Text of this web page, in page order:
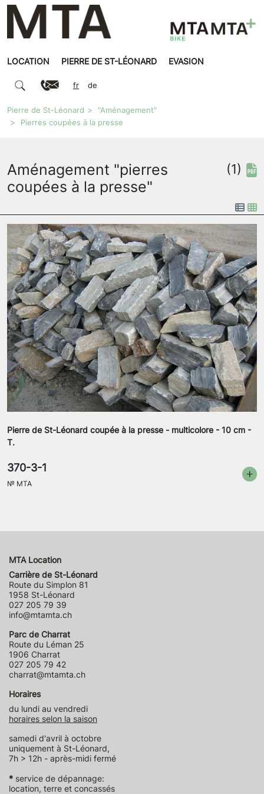
LOCATION PIERRE DE ST-LÉONARD EVASION
fr de
Pierre de St-Léonard
"Aménagement"
Pierres coupées à la presse
Aménagement "pierres
coupées à la presse"
(1)
Pierre de St-Léonard coupée à la presse - multicolore - 10 cm -
T.
370-3-1
№ MTA
MTA Location
Carrière de St-Léonard
Route du Simplon 81
1958 St-Léonard
027 205 79 39
info@mtamta.ch
Parc de Charrat
Route du Léman 25
1906 Charrat
027 205 79 42
charrat@mtamta.ch
Horaires
du lundi au vendredi
horaires selon la saison
samedi d'avril à octobre
uniquement à St-Léonard,
7h > 12h - après-midi fermé
* service de dépannage:
location, terre et concassés